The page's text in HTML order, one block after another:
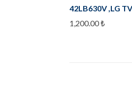
42LB630V ,LG
1,200.00₺